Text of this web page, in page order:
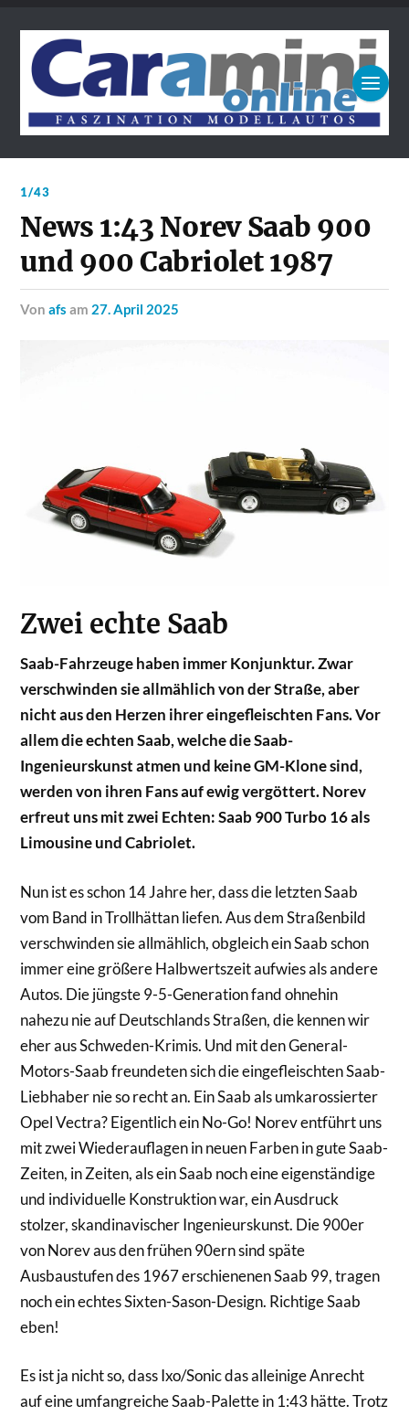
1/43
News 1:43 Norev Saab 900
und 900 Cabriolet 1987
vonafs am 27. April 2025
Zwei echte Saab
Saab-Fahrzeuge haben immer Konjunktur. Zwar
verschwinden sie allmählich von der Straße, aber
nicht aus den Herzen ihrer eingefleischten Fans. Vor
allem die echten Saab, welche die Saab-
Ingenieurskunst atmen und keine GM-Klone sind,
werden von ihren Fans auf ewig vergöttert. Norev
erfreut uns mit zwei Echten: Saab 900 Turbo 16 als
Limousine und Cabriolet.
Nun ist es schon 14 Jahre her, dass die letzten Saab
vom Band in Trollhättan liefen. Aus dem Straßenbild
verschwinden sie allmählich, obgleich ein Saab schon
immer eine größere Halbwertszeit aufwies als andere
Autos. Die jüngste 9-5-Generation fand ohnehin
nahezu nie auf Deutschlands Straßen, die kennen wir
eher aus Schweden-Krimis. Und mit den General-
Motors-Saab freundeten sich die eingefleischten Saab-
Liebhaber nie so recht an. Ein Saab als umkarossierter
Opel Vectra? Eigentlich ein No-Go! Norev entführt uns
mit zwei Wiederauflagen in neuen Farben in gute Saab-
Zeiten, in Zeiten, als ein Saab noch eine eigenständige
und individuelle Konstruktion war, ein Ausdruck
stolzer, skandinavischer Ingenieurskunst. Die 900er
von Norev aus den frühen 90ern sind späte
Ausbaustufen des 1967 erschienenen Saab 99, tragen
noch ein echtes Sixten-Sason-Design. Richtige Saab
eben!
Es ist ja nicht so, dass Ixo/Sonic das alleinige Anrecht
auf eine umfangreiche Saab-Palette in 1:43 hätte. Trotz